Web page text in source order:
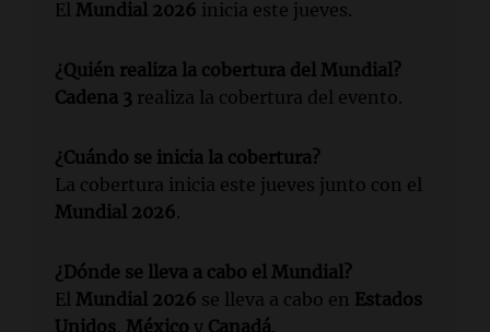
El Mundial 2026 inicia este jueves.
¿Quién realiza la cobertura del Mundial?
Cadena 3 realiza la cobertura del evento.
¿Cuándo se inicia la cobertura?
La cobertura inicia este jueves junto con el
Mundial 2026.
¿Dónde se lleva a cabo el Mundial?
El Mundial 2026 se lleva a cabo en Estados
Unidos, México y Canadá.